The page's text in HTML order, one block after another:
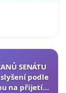
SENÁTU
slyšení podle
na přijetí